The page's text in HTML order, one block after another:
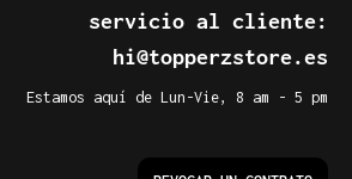
servicio al cliente:
hi@topperzstore.es
Estamos aquí de Lun-Vie, 8 am - 5 pm